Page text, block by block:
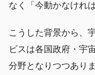
なく「今動かなけれ
こうした背景から、
ビスは各国政府・宇
分野となりつつあり